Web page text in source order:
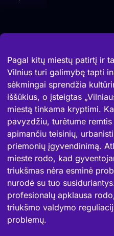
Pagal kitų miestų patirtį ir
Vilnius turi galimybę tapti
sėkmingai sprendžia
iššūkius, o įsteigtas
miestą tinkama kryptimi.
pavyzdžiu, turėtume
apimančiu teisinių,
priemonių įgyvendinimą.
mieste rodo, kad
triukšmas nėra esminė
nurodė su tuo
profesionalų apklausa
triukšmo valdymo
problemų.